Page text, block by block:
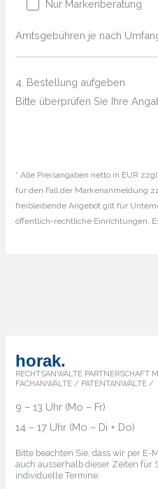
Nur Markenberatung
Amtsgebühren je nach
4. Bestellung aufgeben
Bitte überprüfen Sie Ihre
* Alle Preisangaben netto in EUR
für den Fall der Markenanmeldung
freibleibende Angebot gilt für
öffentlich-rechtliche Einrichtungen.
horak.
RECHTSANWÄLTE PARTNERSCHAFT
FACHANWÄLTE / PATENTANWÄLTE /
9 – 13 Uhr (Mo – Fr)
14 – 17 Uhr (Mo – Di + Do)
Bitte beachten Sie, dass wir per
auch ausserhalb dieser Zeiten für
individuelle Termine.